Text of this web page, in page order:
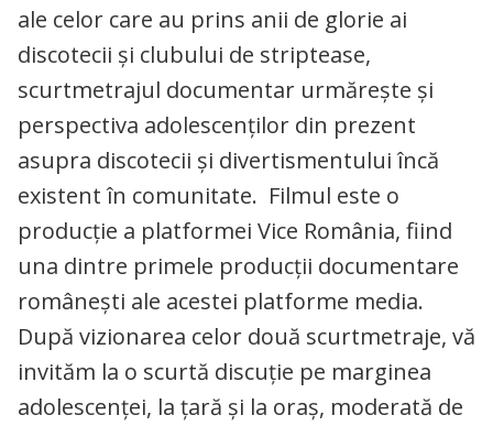
ale celor care au prins anii de glorie ai
discotecii și clubului de striptease,
scurtmetrajul documentar urmărește și
perspectiva adolescenților din prezent
asupra discotecii și divertismentului încă
existent în comunitate. Filmul este o
producție a platformei Vice România, fiind
una dintre primele producții documentare
românești ale acestei platforme media.
După vizionarea celor două scurtmetraje, vă
invităm la o scurtă discuție pe marginea
adolescenței, la țară și la oraș, moderată de